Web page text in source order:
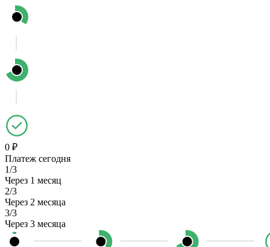
0 ₽
Платеж сегодня
1/3
Через 1 месяц
2/3
Через 2 месяца
3/3
Через 3 месяца